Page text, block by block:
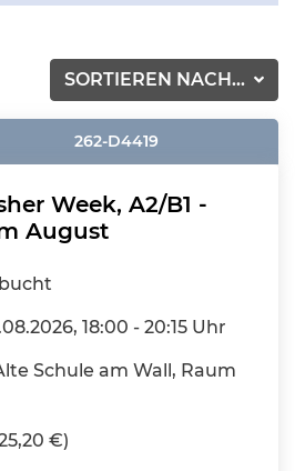
SORTIEREN NACH...
262-D4419
Week, A2/B1 -
August
18:00 - 20:15 Uhr
Schule am Wall, Raum
€)